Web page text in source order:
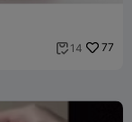
 14 77